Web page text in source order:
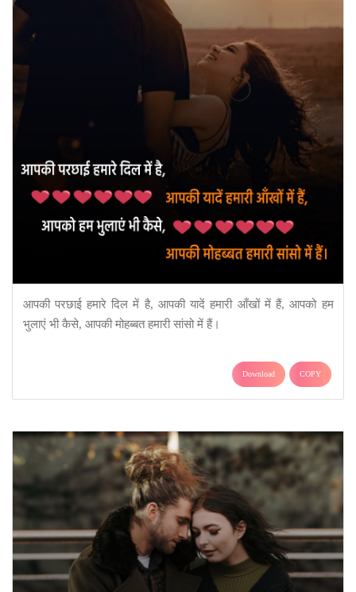
आपकी परछाई हमारे दिल में है, आपकी यादें हमारी आँखों में हैं, आपको हम
भुलाएं भी कैसे, आपकी मोहब्बत हमारी सांसो में हैं।
Download COPY